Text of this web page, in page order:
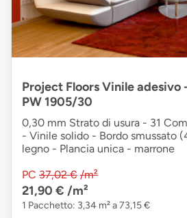
Project Floors Vinile adesivo
PW 1905/30
0,30 mm Strato di usura - 31
- Vinile solido - Bordo smussato
legno - Plancia unica - marrone
PC 37,02 € /m²
21,90 € /m²
1 Pacchetto: 3,34 m² a 73,15 €